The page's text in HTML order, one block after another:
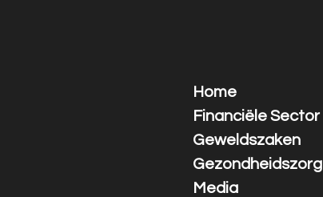
Home
Financiële Sector
Geweldszaken
Gezondheidszorg
Media